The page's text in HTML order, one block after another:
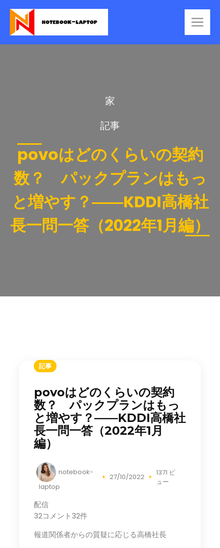
家
記事
povoはどのくらいの契約
数？ パックプランはもっ
と増やす？――KDDI高橋社
長一問一答（2022年1月編）
記事
povoはどのくらいの契約
数？ パックプランはもっ
と増やす？――KDDI高橋社
長一問一答（2022年1月
編）
notebook-
laptop
27/10/2022
1371 ビ
ュー
配信
32コメント32件
報道関係者からの質疑に応じる高橋社長